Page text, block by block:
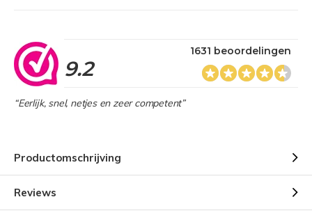
9.2
1631 beoordelingen
“Eerlijk, snel, netjes en zeer competent”
Productomschrijving
Reviews